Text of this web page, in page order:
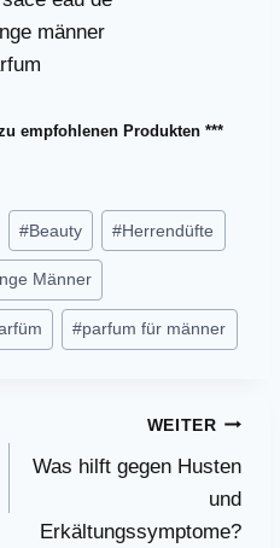
empfohlenen Produkten ***
#Beauty #Herrendüfte
Männer
#parfum für männer
WEITER
Was hilft gegen Husten
und
Erkältungssymptome?